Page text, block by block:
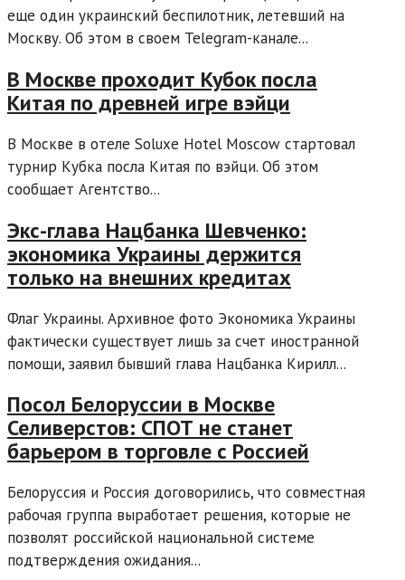
еще один украинский беспилотник, летевший на
Москву. Об этом в своем Telegram-канале...
В Москве проходит Кубок посла
Китая по древней игре вэйци
В Москве в отеле Soluxe Hotel Moscow стартовал
турнир Кубка посла Китая по вэйци. Об этом
сообщает Агентство...
Экс-глава Нацбанка Шевченко:
экономика Украины держится
только на внешних кредитах
Флаг Украины. Архивное фото Экономика Украины
фактически существует лишь за счет иностранной
помощи, заявил бывший глава Нацбанка Кирилл...
Посол Белоруссии в Москве
Селиверстов: СПОТ не станет
барьером в торговле с Россией
Белоруссия и Россия договорились, что совместная
рабочая группа выработает решения, которые не
позволят российской национальной системе
подтверждения ожидания...